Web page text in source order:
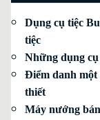
Dụng cụ tiệc
tiệc
Những dụng
Điểm danh một
thiết
Máy nướng